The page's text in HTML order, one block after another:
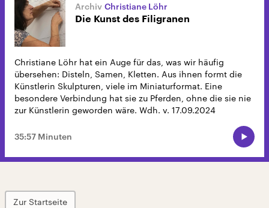
Christiane Löhr
Die Kunst des Filigranen
Christiane Löhr hat ein Auge für das, was wir häufig
übersehen: Disteln, Samen, Kletten. Aus ihnen formt die
Künstlerin Skulpturen, viele im Miniaturformat. Eine
besondere Verbindung hat sie zu Pferden, ohne die sie nie
zur Künstlerin geworden wäre. Wdh. v. 17.09.2024
35:57 Minuten
Zur Startseite